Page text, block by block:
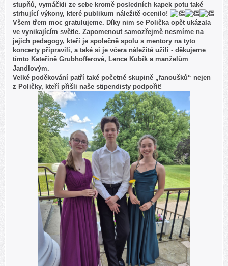
stupňů, vymáčkli ze sebe kromě posledních kapek potu také
strhující výkony, které publikum náležitě ocenilo!
Všem třem moc gratulujeme. Díky nim se Polička opět ukázala
ve vynikajícím světle. Zapomenout samozřejmě nesmíme na
jejich pedagogy, kteří je společně spolu s mentory na tyto
koncerty připravili, a také si je včera náležitě užili - děkujeme
tímto Kateřině Grubhofferové, Lence Kubík a manželům
Jandlovým.
Velké poděkování patří také početné skupině „fanoušků“ nejen
z Poličky, kteří přišli naše stipendisty podpořit!